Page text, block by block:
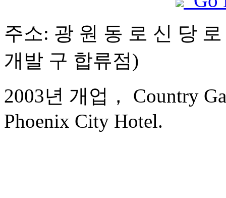
주소: 광 원 동 로 신 당
개발 구 합류점)
2003년 개업， Country
Phoenix City Hotel.